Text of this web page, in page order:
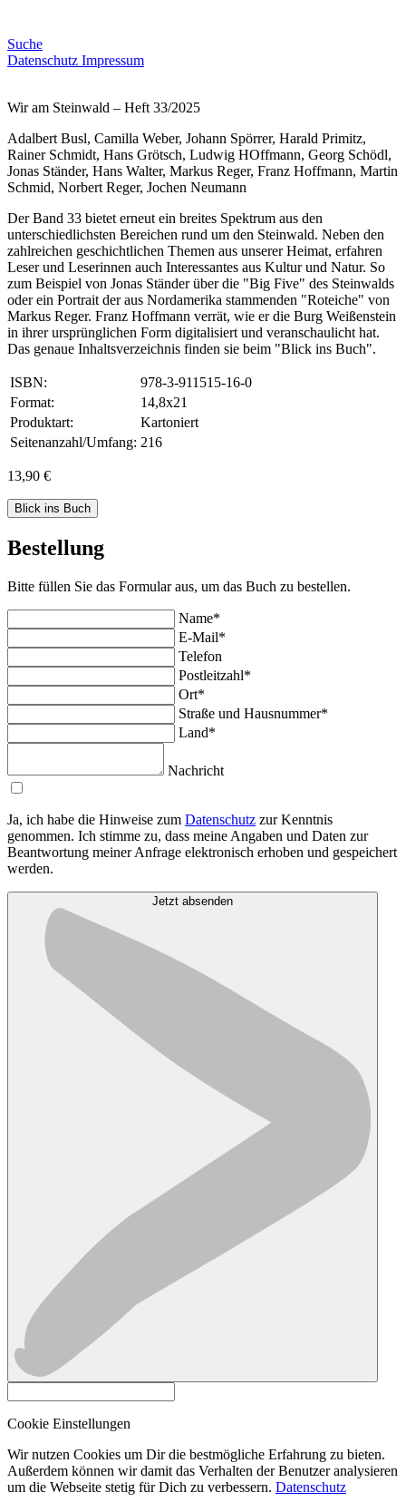
Suche
Datenschutz Impressum
Wir am Steinwald – Heft 33/2025
Adalbert Busl, Camilla Weber, Johann Spörrer, Harald Primitz,
Rainer Schmidt, Hans Grötsch, Ludwig HOffmann, Georg Schödl,
Jonas Ständer, Hans Walter, Markus Reger, Franz Hoffmann, Martin
Schmid, Norbert Reger, Jochen Neumann
Der Band 33 bietet erneut ein breites Spektrum aus den
unterschiedlichsten Bereichen rund um den Steinwald. Neben den
zahlreichen geschichtlichen Themen aus unserer Heimat, erfahren
Leser und Leserinnen auch Interessantes aus Kultur und Natur. So
zum Beispiel von Jonas Ständer über die "Big Five" des Steinwalds
oder ein Portrait der aus Nordamerika stammenden "Roteiche" von
Markus Reger. Franz Hoffmann verrät, wie er die Burg Weißenstein
in ihrer ursprünglichen Form digitalisiert und veranschaulicht hat.
Das genaue Inhaltsverzeichnis finden sie beim "Blick ins Buch".
ISBN:
978-3-911515-16-0
Format:
14,8x21
Produktart:
Kartoniert
Seitenanzahl/Umfang: 216
13,90 €
Blick ins Buch
Bestellung
Bitte füllen Sie das Formular aus, um das Buch zu bestellen.
Name*
E-Mail*
Telefon
Postleitzahl*
Ort*
Straße und Hausnummer*
Land*
Nachricht
Ja, ich habe die Hinweise zum Datenschutz zur Kenntnis
genommen. Ich stimme zu, dass meine Angaben und Daten zur
Beantwortung meiner Anfrage elektronisch erhoben und gespeichert
werden.
Jetzt absenden
Cookie Einstellungen
Wir nutzen Cookies um Dir die bestmögliche Erfahrung zu bieten.
Außerdem können wir damit das Verhalten der Benutzer analysieren
um die Webseite stetig für Dich zu verbessern. Datenschutz